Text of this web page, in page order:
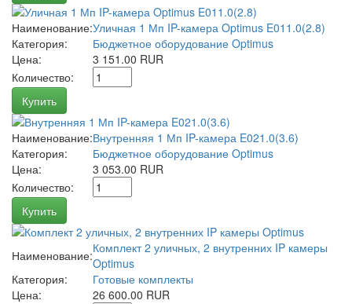
Наименование:Уличная 1 Мп IP-камера Optimus E011.0(2.8)
Категория:
Бюджетное оборудование Optimus
Цена:
3 151.00 RUR
Количество:
Купить
Наименование:Внутренняя 1 Мп IP-камера E021.0(3.6)
Категория:
Бюджетное оборудование Optimus
Цена:
3 053.00 RUR
Количество:
Купить
Наименование:Комплект 2 уличных, 2 внутренних IP камеры
Optimus
Категория:
Готовые комплекты
Цена:
26 600.00 RUR